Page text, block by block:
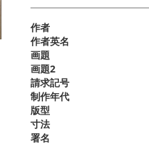
作者
作者英名
画題
画題2
請求記号
制作年代
版型
寸法
署名